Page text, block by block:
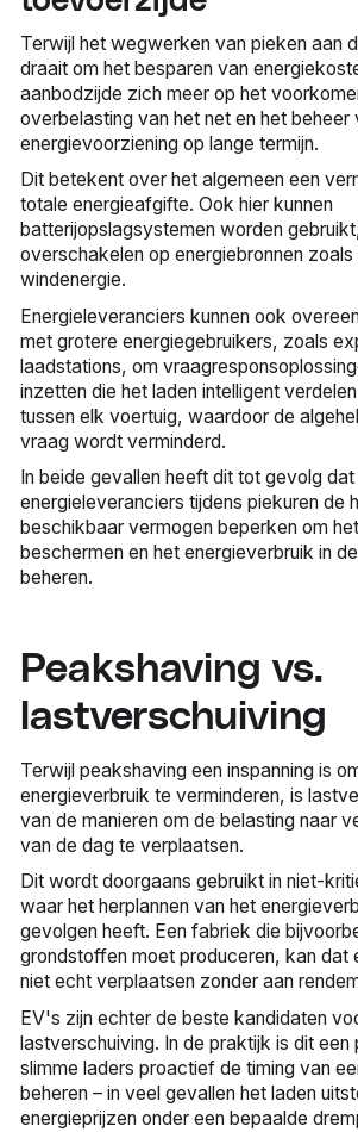
Terwijl het wegwerken van pieken aan
draait om het besparen van
aanbodzijde zich meer op het
overbelasting van het net en het beheer
energievoorziening op lange termijn.
Dit betekent over het algemeen een
totale energieafgifte. Ook hier kunnen
batterijopslagsystemen worden
overschakelen op energiebronnen
windenergie.
Energieleveranciers kunnen ook
met grotere energiegebruikers, zoals
laadstations, om
inzetten die het laden intelligent
tussen elk voertuig, waardoor de
vraag wordt verminderd.
In beide gevallen heeft dit tot gevolg dat
energieleveranciers tijdens piekuren de
beschikbaar vermogen beperken om
beschermen en het energieverbruik in
beheren.
Peakshaving vs.
lastverschuiving
Terwijl peakshaving een inspanning is
energieverbruik te verminderen, is
van de manieren om de belasting naar
van de dag te verplaatsen.
Dit wordt doorgaans gebruikt in niet-
waar het herplannen van het
gevolgen heeft. Een fabriek die
grondstoffen moet produceren, kan dat
niet echt verplaatsen zonder aan
EV's zijn echter de beste kandidaten
lastverschuiving. In de praktijk is dit een
slimme laders proactief de timing van
beheren – in veel gevallen het laden
energieprijzen onder een bepaalde